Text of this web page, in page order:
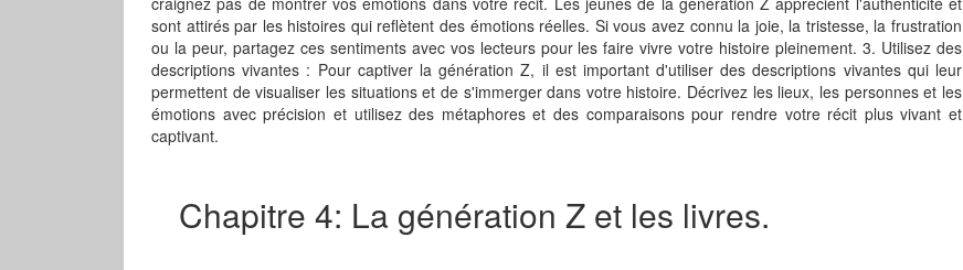
sont attirés par les histoires qui reflètent des émotions réelles. Si vous avez connu la joie, la tristesse, la frustration
ou la peur, partagez ces sentiments avec vos lecteurs pour les faire vivre votre histoire pleinement. 3. Utilisez des
descriptions vivantes : Pour captiver la génération Z, il est important d'utiliser des descriptions vivantes qui leur
permettent de visualiser les situations et de s'immerger dans votre histoire. Décrivez les lieux, les personnes et les
émotions avec précision et utilisez des métaphores et des comparaisons pour rendre votre récit plus vivant et
captivant.
Chapitre 4: La génération Z et les livres.